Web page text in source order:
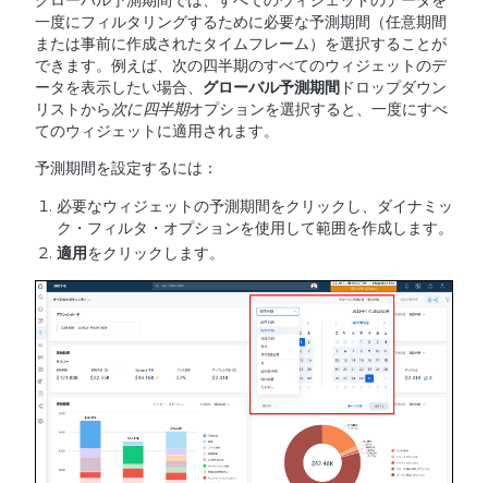
一度にフィルタリングするために必要な予測期間（任意期間
または事前に作成されたタイムフレーム）を選択することが
できます。例えば、次の四半期のすべてのウィジェットのデ
ータを表示したい場合、 グローバル予測期間ドロップダウン
リストから次に四半期オプションを選択すると、一度にすべ
てのウィジェットに適用されます。
予測期間を設定するには：
必要なウィジェットの予測期間をクリックし、ダイナミッ
ク・フィルタ・オプションを使用して範囲を作成します。
適用をクリックします。